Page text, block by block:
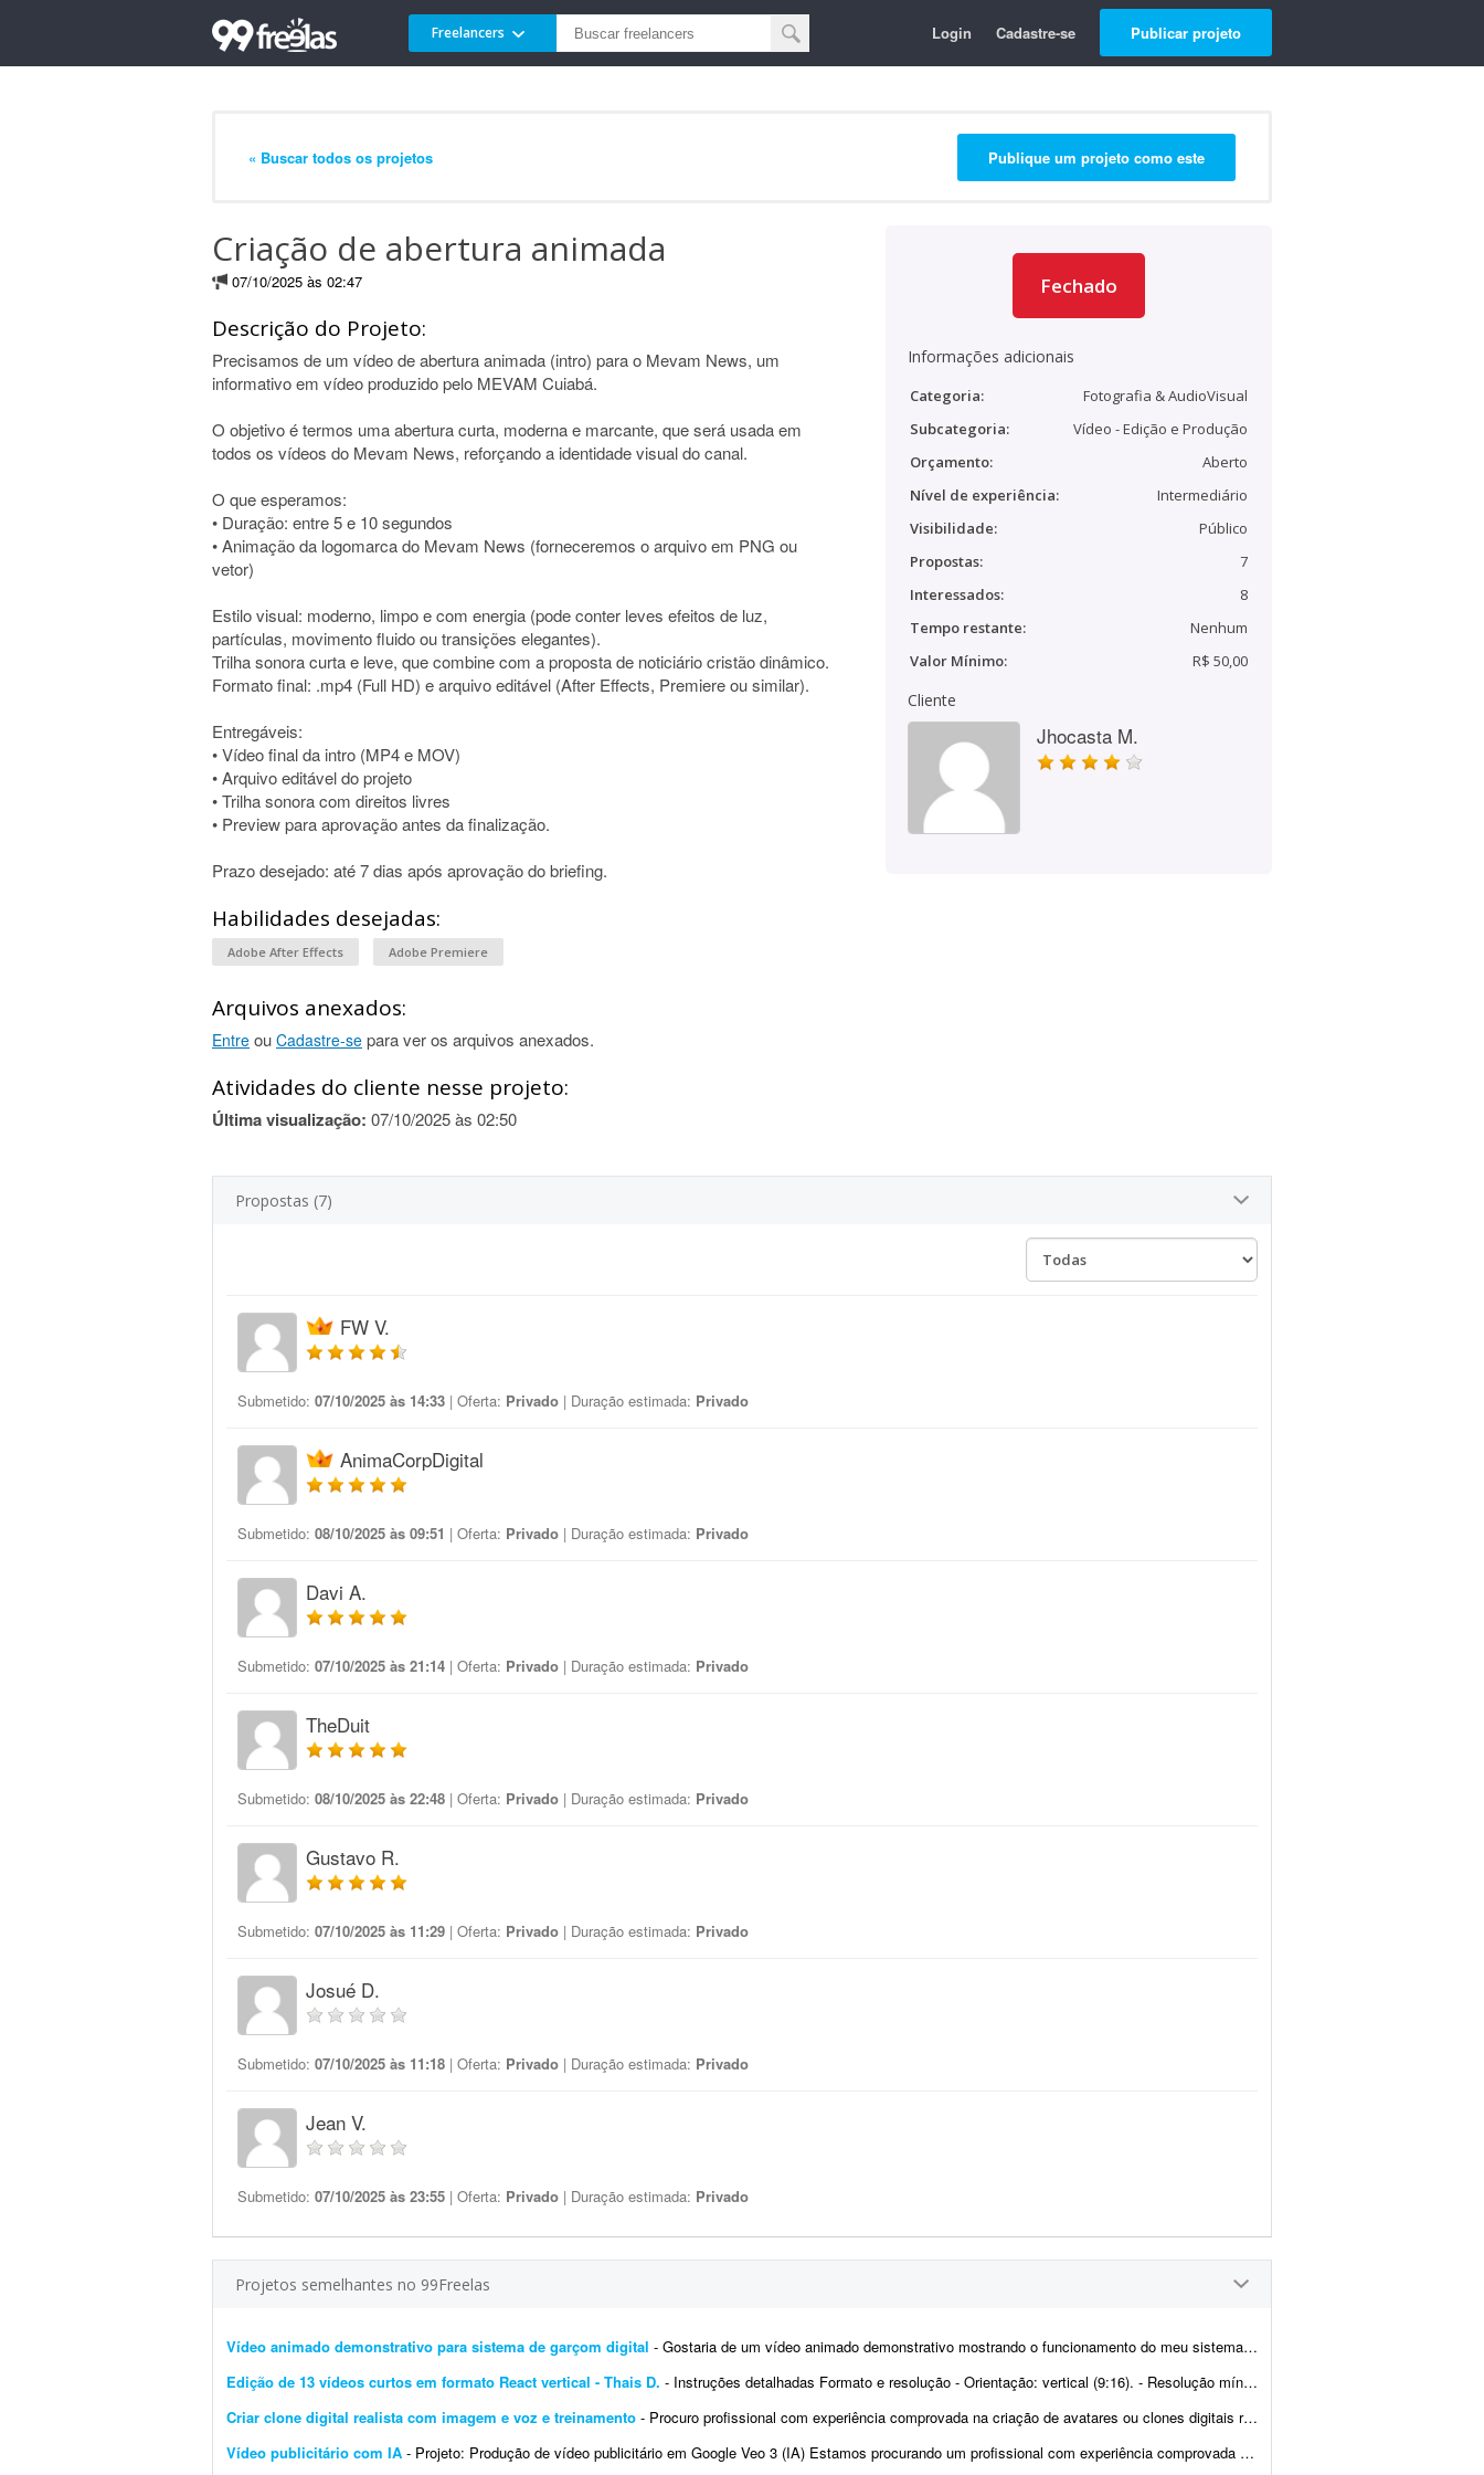
Freelancers Login Cadastre-se Publicar projeto
« Buscar todos os projetos Publique um projeto como este
Criação de abertura animada
07/10/2025 às 02:47
Descrição do Projeto:
Precisamos de um vídeo de abertura animada (intro) para o Mevam News, um
informativo em vídeo produzido pelo MEVAM Cuiabá.
O objetivo é termos uma abertura curta, moderna e marcante, que será usada em
todos os vídeos do Mevam News, reforçando a identidade visual do canal.
O que esperamos:
• Duração: entre 5 e 10 segundos
• Animação da logomarca do Mevam News (forneceremos o arquivo em PNG ou
vetor)
Estilo visual: moderno, limpo e com energia (pode conter leves efeitos de luz,
partículas, movimento fluido ou transições elegantes).
Trilha sonora curta e leve, que combine com a proposta de noticiário cristão dinâmico.
Formato final: .mp4 (Full HD) e arquivo editável (After Effects, Premiere ou similar).
Entregáveis:
• Vídeo final da intro (MP4 e MOV)
• Arquivo editável do projeto
• Trilha sonora com direitos livres
• Preview para aprovação antes da finalização.
Prazo desejado: até 7 dias após aprovação do briefing.
Habilidades desejadas:
Adobe After Effects Adobe Premiere
Arquivos anexados:
Entre ou Cadastre-se para ver os arquivos anexados.
Atividades do cliente nesse projeto:
Última visualização: 07/10/2025 às 02:50
Fechado
Informações adicionais
Categoria:
Fotografia & AudioVisual
Subcategoria:
Vídeo - Edição e Produção
Orçamento:
Aberto
Nível de experiência:
Intermediário
Visibilidade:
Público
Propostas:
7
Interessados:
8
Tempo restante:
Nenhum
Valor Mínimo:
R$ 50,00
Cliente
Jhocasta M.
Propostas (7)
FW V.
Submetido: 07/10/2025 às 14:33 | Oferta: Privado | Duração estimada: Privado
AnimaCorpDigital
Submetido: 08/10/2025 às 09:51 | Oferta: Privado | Duração estimada: Privado
Davi A.
Submetido: 07/10/2025 às 21:14 | Oferta: Privado | Duração estimada: Privado
TheDuit
Submetido: 08/10/2025 às 22:48 | Oferta: Privado | Duração estimada: Privado
Gustavo R.
Submetido: 07/10/2025 às 11:29 | Oferta: Privado | Duração estimada: Privado
Josué D.
Submetido: 07/10/2025 às 11:18 | Oferta: Privado | Duração estimada: Privado
Jean V.
Submetido: 07/10/2025 às 23:55 | Oferta: Privado | Duração estimada: Privado
Projetos semelhantes no 99Freelas
Vídeo animado demonstrativo para sistema de garçom digital - Gostaria de um vídeo animado demonstrativo mostrando o funcionamento do meu sistema. O sistema é o rangu.app É um sistema de garçom digital.
Edição de 13 vídeos curtos em formato React vertical - Thais D. - Instruções detalhadas Formato e resolução - Orientação: vertical (9:16). - Resolução mínima: 1080x1920. - Cada vídeo deve ter ...
Criar clone digital realista com imagem e voz e treinamento - Procuro profissional com experiência comprovada na criação de avatares ou clones digitais realistas utilizando inteligência artificial. O projeto consiste em criar um clo...
Vídeo publicitário com IA - Projeto: Produção de vídeo publicitário em Google Veo 3 (IA) Estamos procurando um profissional com experiência comprovada em Google Veo 3 para desenvolver um v&i...